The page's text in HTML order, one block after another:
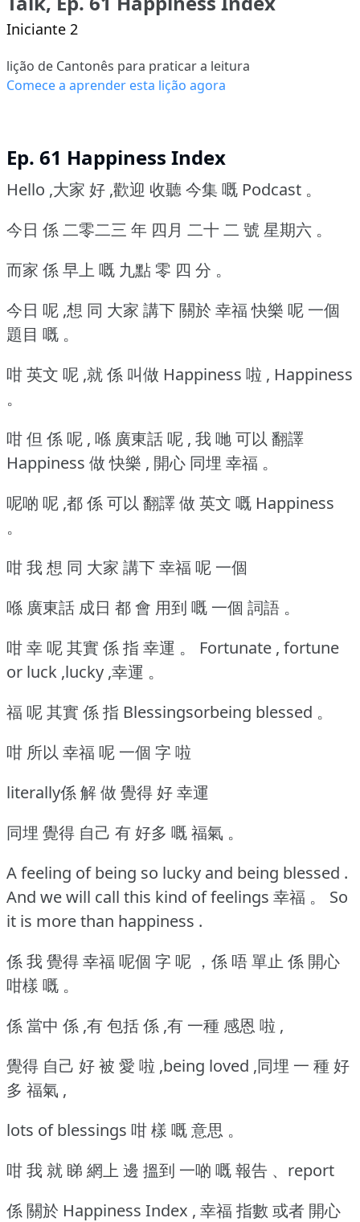
Iniciante 2
lição de Cantonês para praticar a leitura
Comece a aprender esta lição agora
Ep. 61 Happiness Index
Hello ,大家 好 ,歡迎 收聽 今集 嘅 Podcast 。
今日 係 二零二三 年 四月 二十 二 號 星期六 。
而家 係 早上 嘅 九點 零 四 分 。
今日 呢 ,想 同 大家 講下 關於 幸福 快樂 呢 一個
題目 嘅 。
咁 英文 呢 ,就 係 叫做 Happiness 啦 , Happiness
。
咁 但 係 呢 , 喺 廣東話 呢 , 我 哋 可以 翻譯
Happiness 做 快樂 , 開心 同埋 幸福 。
呢啲 呢 ,都 係 可以 翻譯 做 英文 嘅 Happiness
。
咁 我 想 同 大家 講下 幸福 呢 一個
喺 廣東話 成日 都 會 用到 嘅 一個 詞語 。
咁 幸 呢 其實 係 指 幸運 。
Fortunate , fortune
or luck ,lucky ,幸運 。
福 呢 其實 係 指 Blessingsorbeing blessed 。
咁 所以 幸福 呢 一個 字 啦
literally係 解 做 覺得 好 幸運
同埋 覺得 自己 有 好多 嘅 福氣 。
A feeling of being so lucky and being blessed .
And we will call this kind of feelings 幸福 。
So
it is more than happiness .
係 我 覺得 幸福 呢個 字 呢 ，係 唔 單止 係 開心
咁樣 嘅 。
係 當中 係 ,有 包括 係 ,有 一種 感恩 啦 ,
覺得 自己 好 被 愛 啦 ,being loved ,同埋 一 種 好
多 福氣 ,
lots of blessings 咁 樣 嘅 意思 。
咁 我 就 睇 網上 邊 搵到 一啲 嘅 報告 、report
係 關於 Happiness Index , 幸福 指數 或者 開心